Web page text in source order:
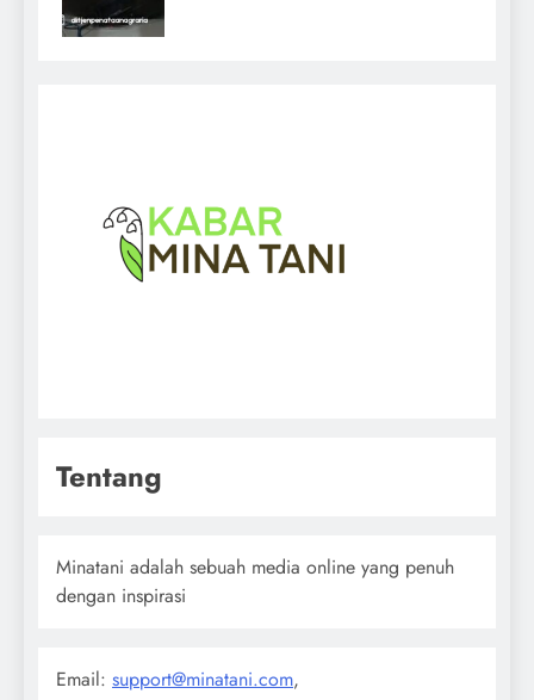
Tentang
Minatani adalah sebuah media online yang penuh
dengan inspirasi
Email: support@minatani.com,